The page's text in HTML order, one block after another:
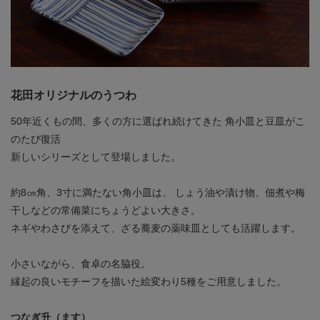
花田オリジナルのうつわ
50年近くもの間、多くの方に選ばれ続けてきた 角小皿と豆皿がこ
のたび復活
新しいシリーズとして登場しました。
約8㎝角、3寸に満たない角小皿は、
しょう油や漬け物、佃煮や梅
干しなどの常備菜にちょうどよい大きさ。
ネギやわさびを添えて、ざる蕎麦の薬味皿としても活躍します。
小さいながら、食卓の名脇役。
縁起の良いモチーフを描いた絵変わり5種をご用意しました。
つなぎ升（ます）